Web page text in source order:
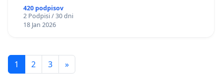
420 podpisov
2 Podpisi / 30 dni
18 Jan 2026
1 2 3 »